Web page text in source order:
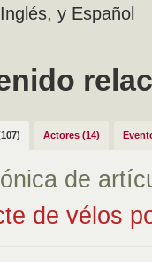
y Español
Actores (14)
de
de vélos